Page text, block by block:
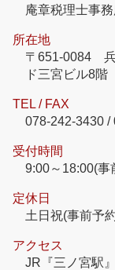
庵章税理士事
所在地
〒651-0084 兵
ド三宮ビル8階
TEL / FAX
078-242-3430 /
受付時間
9:00～18:00(事
定休日
土日祝(事前予
アクセス
JR『三ノ宮駅